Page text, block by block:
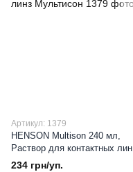
Артикул: 1379
HENSON Multison 240 мл,
Раствор для контактных линз
Мультисон
234 грн/уп.